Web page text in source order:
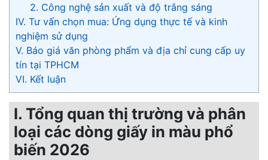
2. Công nghệ sản xuất và độ trắng sáng
IV. Tư vấn chọn mua: Ứng dụng thực tế và kinh
nghiệm sử dụng
V. Báo giá văn phòng phẩm và địa chỉ cung cấp uy
tín tại TPHCM
VI. Kết luận
I. Tổng quan thị trường và phân
loại các dòng giấy in màu phổ
biến 2026